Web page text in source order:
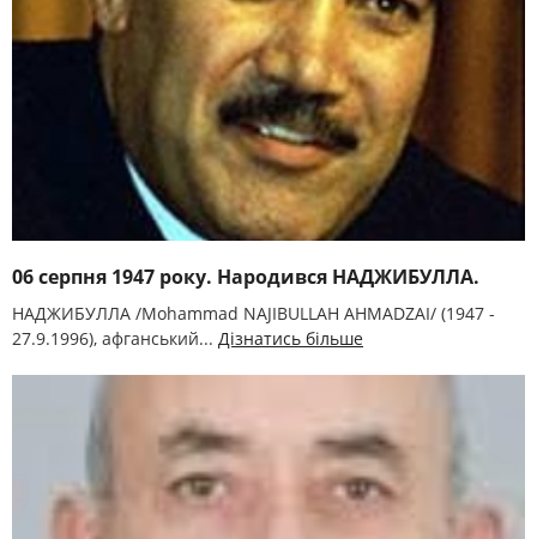
06 серпня 1947 року. Народився НАДЖИБУЛЛА.
НАДЖИБУЛЛА /Mohammad NAJIBULLAH AHMADZAI/ (1947 -
27.9.1996), афганський... Дізнатись більше